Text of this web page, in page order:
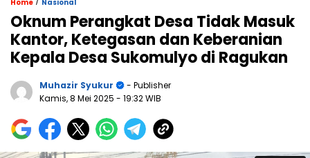
Home Nasional
Oknum Perangkat Desa Tidak Masuk
Kantor, Ketegasan dan Keberanian
Kepala Desa Sukomulyo di Ragukan
Muhazir Syukur
- Publisher
Kamis, 8 Mei 2025 - 19:32 WIB